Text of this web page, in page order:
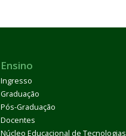
Ensino
Ingresso
Graduação
Pós-Graduação
Docentes
Núcleo Educacional de Tecnologias